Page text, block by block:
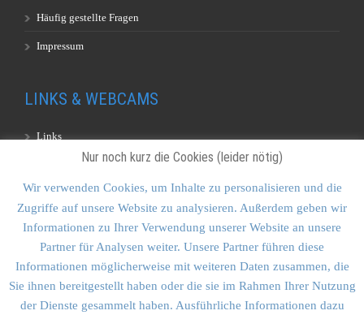
Häufig gestellte Fragen
Impressum
LINKS & WEBCAMS
Links
KONTAKT & SITEMAP
Kontakt
Sitemap
Vulkankultour-BUFF®
Nur noch kurz die Cookies (leider nötig)
Wir verwenden Cookies, um Inhalte zu personalisieren und die
Zugriffe auf unsere Website zu analysieren. Außerdem geben wir
Informationen zu Ihrer Verwendung unserer Website an unsere
Partner für Analysen weiter. Unsere Partner führen diese
Informationen möglicherweise mit weiteren Daten zusammen, die
Sie ihnen bereitgestellt haben oder die sie im Rahmen Ihrer Nutzung
der Dienste gesammelt haben. Ausführliche Informationen dazu